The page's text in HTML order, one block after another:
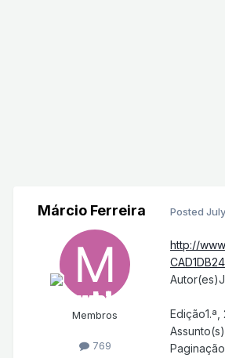
Márcio Ferreira
Membros
769
Posted
http://
Edição1.ª,